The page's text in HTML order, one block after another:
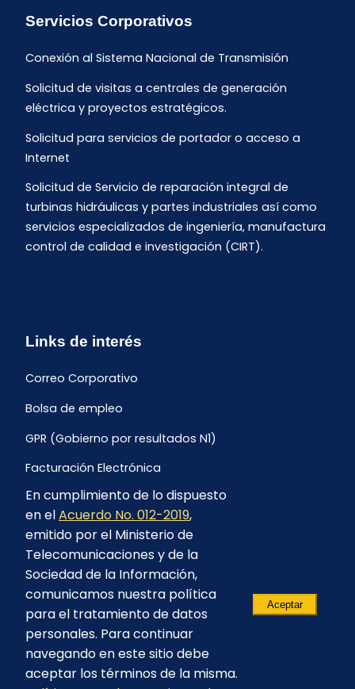
Servicios Corporativos
Conexión al Sistema Nacional de Transmisión
Solicitud de visitas a centrales de generación
eléctrica y proyectos estratégicos.
Solicitud para servicios de portador o acceso a
Internet
Solicitud de Servicio de reparación integral de
turbinas hidráulicas y partes industriales así como
servicios especializados de ingeniería, manufactura
control de calidad e investigación (CIRT).
Links de interés
Correo Corporativo
Bolsa de empleo
GPR (Gobierno por resultados N1)
Facturación Electrónica
Archivo Histórico de Facturación
Portal Ambiental y Social
Proyecto Geotérmico Chachimbiro
Contratación consultoría mediante “Lista Corta”
Reglamento de Procesos Asociativos
En cumplimiento de lo dispuesto
en elAcuerdo No. 012-2019,
emitido por el Ministerio de
Telecomunicaciones y de la
Sociedad de la Información,
comunicamos nuestra política
para el tratamiento de datos
personales. Para continuar
navegando en este sitio debe
aceptar los términos de la misma.
Aceptar